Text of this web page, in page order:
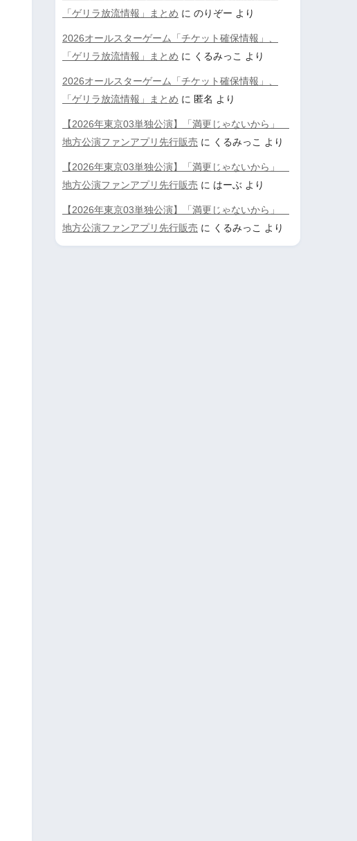
「ゲリラ放流情報」まとめ に のりぞー より
2026オールスターゲーム「チケット確保情報」、
「ゲリラ放流情報」まとめ に くるみっこ より
2026オールスターゲーム「チケット確保情報」、
「ゲリラ放流情報」まとめ に 匿名 より
【2026年東京03単独公演】「満更じゃないから」
地方公演ファンアプリ先行販売 に くるみっこ より
【2026年東京03単独公演】「満更じゃないから」
地方公演ファンアプリ先行販売 に はーぶ より
【2026年東京03単独公演】「満更じゃないから」
地方公演ファンアプリ先行販売 に くるみっこ より